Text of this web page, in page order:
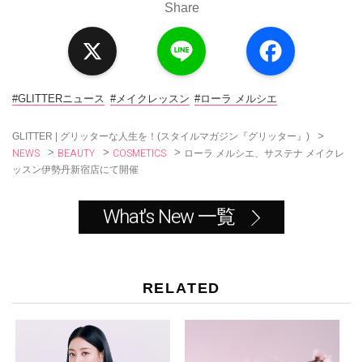
Share
a
c
#GLITTERニュース #メイクレッスン #ローラ メルシエ
GLITTER | グリッターな人生を！(スタイルマガジン『グリッター』) >
NEWS > BEAUTY > COSMETICS > ローラ メルシエ、サステナ メイクレ
ッスン伊勢丹新宿店にて開催
What's New 一覧
RELATED